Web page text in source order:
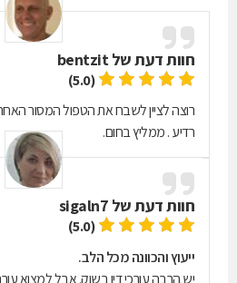
חוות דעת שלbentzit
(5.0)
רוצה לציין לשבח את הטפול המסור
רדיע . ממליץ בחום.
חוות דעת של sigaln7
(5.0)
ייעוץ והכוונה מכל הלב.
יש הרבה עורכי דין בשוק. אבל למצוא